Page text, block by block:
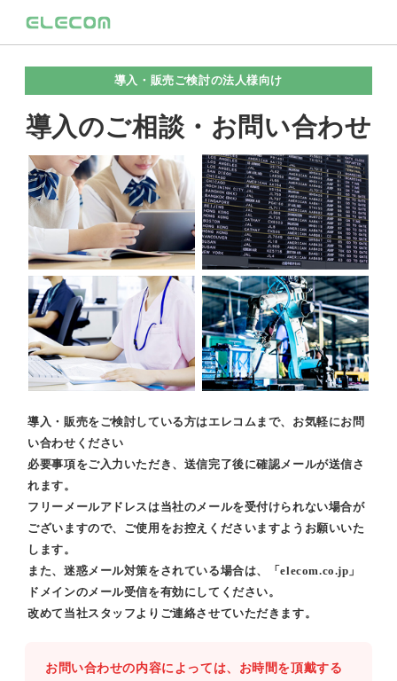
導入・販売ご検討の法人様向け
導入のご相談・お問い合わせ
導入・販売をご検討している方はエレコムまで、お気軽にお問
い合わせください
必要事項をご入力いただき、送信完了後に確認メールが送信さ
れます。
フリーメールアドレスは当社のメールを受付けられない場合が
ございますので、ご使用をお控えくださいますようお願いいた
します。
また、迷惑メール対策をされている場合は、「elecom.co.jp」
ドメインのメール受信を有効にしてください。
改めて当社スタッフよりご連絡させていただきます。
お問い合わせの内容によっては、お時間を頂戴する